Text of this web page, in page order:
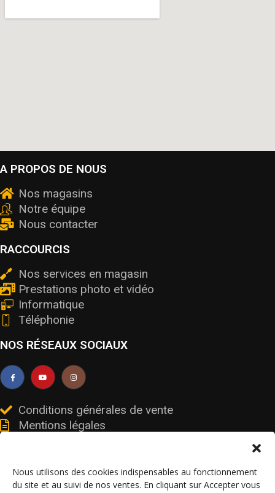
Nous utilisons des cookies indispensables au fonctionnement
du site et au suivi de nos ventes. En cliquant sur Accepter vous
A PROPOS DE NOUS
Nos magasins
Notre équipe
Nous contacter
RACCOURCIS
Nos services en magasin
Prestations photo et vidéo
Informatique
Téléphonie
NOS RÉSEAUX SOCIAUX
Conditions générales de vente
Mentions légales